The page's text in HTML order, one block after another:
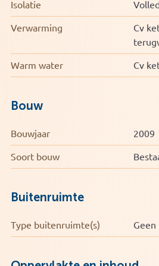
Bijzonderheden
* Badkamer gerenoveerd in 2021
* PVC visgraatvloer uit 2023
* Prachtig uitzicht over de
* Eigen parkeerplaats en berging
Kortom: een instapklaar
locatie waar comfort, rust en
samenkomen.
Isolatie
Verwarming
Cv
Warm water Cv
Bouw
Bouwjaar 2009
Soort bouw
Buitenruimte
Type buitenruimte(s) Geen